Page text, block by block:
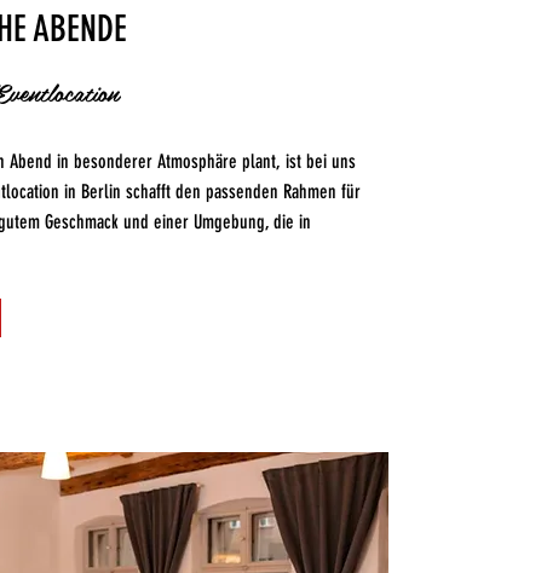
ABENDE
Abend in besonderer Atmosphäre plant, ist bei uns
in Berlin schafft den passenden Rahmen für
Geschmack und einer Umgebung, die in